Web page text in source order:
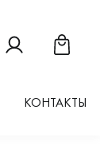
страницу
Ссылка наСсылка
КОНТАКТЫ